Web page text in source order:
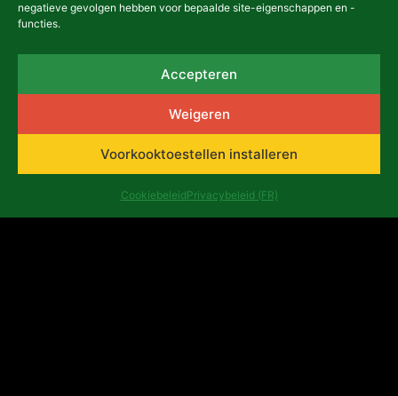
negatieve gevolgen hebben voor bepaalde site-eigenschappen en -
functies.
Accepteren
Weigeren
Voorkooktoestellen installeren
CookiebeleidPrivacybeleid (FR)
NIEUWSBRIEF